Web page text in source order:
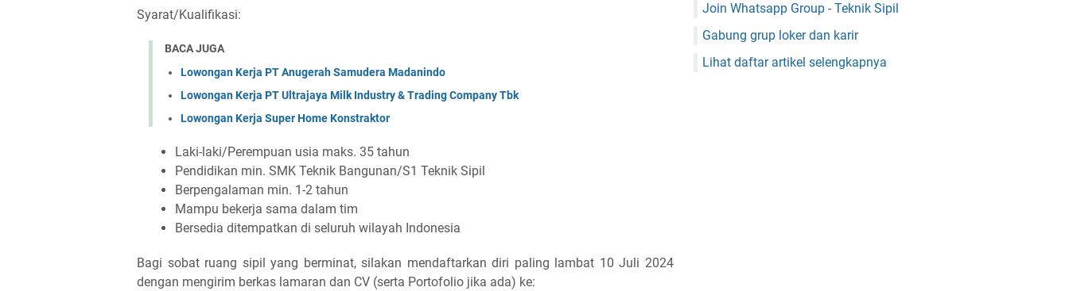
Syarat/Kualifikasi:
BACA JUGA
Lowongan Kerja PT Anugerah Samudera Madanindo
Lowongan Kerja PT Ultrajaya Milk Industry & Trading Company Tbk
Lowongan Kerja Super Home Konstraktor
Laki-laki/Perempuan usia maks. 35 tahun
Pendidikan min. SMK Teknik Bangunan/S1 Teknik Sipil
Berpengalaman min. 1-2 tahun
Mampu bekerja sama dalam tim
Bersedia ditempatkan di seluruh wilayah Indonesia
Bagi sobat ruang sipil yang berminat, silakan mendaftarkan diri paling lambat 10 Juli 2024
dengan mengirim berkas lamaran dan CV (serta Portofolio jika ada) ke:
Join Whatsapp Group - Teknik Sipil
Gabung grup loker dan karir
Lihat daftar artikel selengkapnya